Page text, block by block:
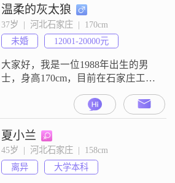
中，我非常重视家庭，认为家庭是
生活的重心，愿意为家庭的幸福付
出一切努力。我追求事业的成功，
希望通过自己的努力能够给家人带
来更好的生活条件。虽然生活节奏
快，
温柔的灰太狼
37岁  |  河北石家庄  |  170cm
未婚
12001-20000元
大家好，我是一位1988年出生的男
士，身高170cm，目前在石家庄工
作，月收入在12001到20000元之
间。我拥有大学本科学历，性格上
我比较稳重可靠，对待事情总是乐
观积极，能够耐心包容他人的不
足，也愿意倾听他人的想法。我认
为真诚是人际交往中最基本的原
则，所以我一直努力做到真诚待
夏小兰
45岁  |  河北石家庄  |  158cm
离异
大学本科